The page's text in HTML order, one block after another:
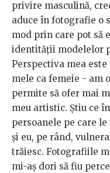
privire masculină,
aduce în fotografie o
mod prin care pot să
identității modelelor
Perspectiva mea
mele ca femeie - am
permite să ofer mai
meu artistic. Știu ce
persoanele pe care
și eu, pe rând,
trăiesc. Fotografiile
mi-aș dori să fiu